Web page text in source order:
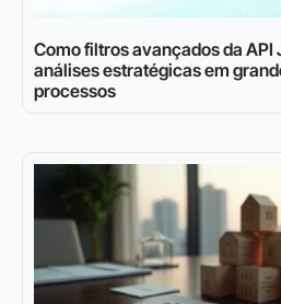
Como filtros avançados da
análises estratégicas em
processos